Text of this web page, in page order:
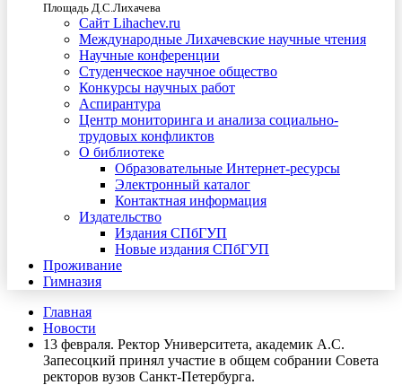
Площадь Д.С.Лихачева
Сайт Lihachev.ru
Международные Лихачевские научные чтения
Научные конференции
Студенческое научное общество
Конкурсы научных работ
Аспирантура
Центр мониторинга и анализа социально-
трудовых конфликтов
О библиотеке
Образовательные Интернет-ресурсы
Электронный каталог
Контактная информация
Издательство
Издания СПбГУП
Новые издания СПбГУП
Проживание
Гимназия
Главная
Новости
13 февраля. Ректор Университета, академик А.С.
Запесоцкий принял участие в общем собрании Совета
ректоров вузов Санкт-Петербурга.